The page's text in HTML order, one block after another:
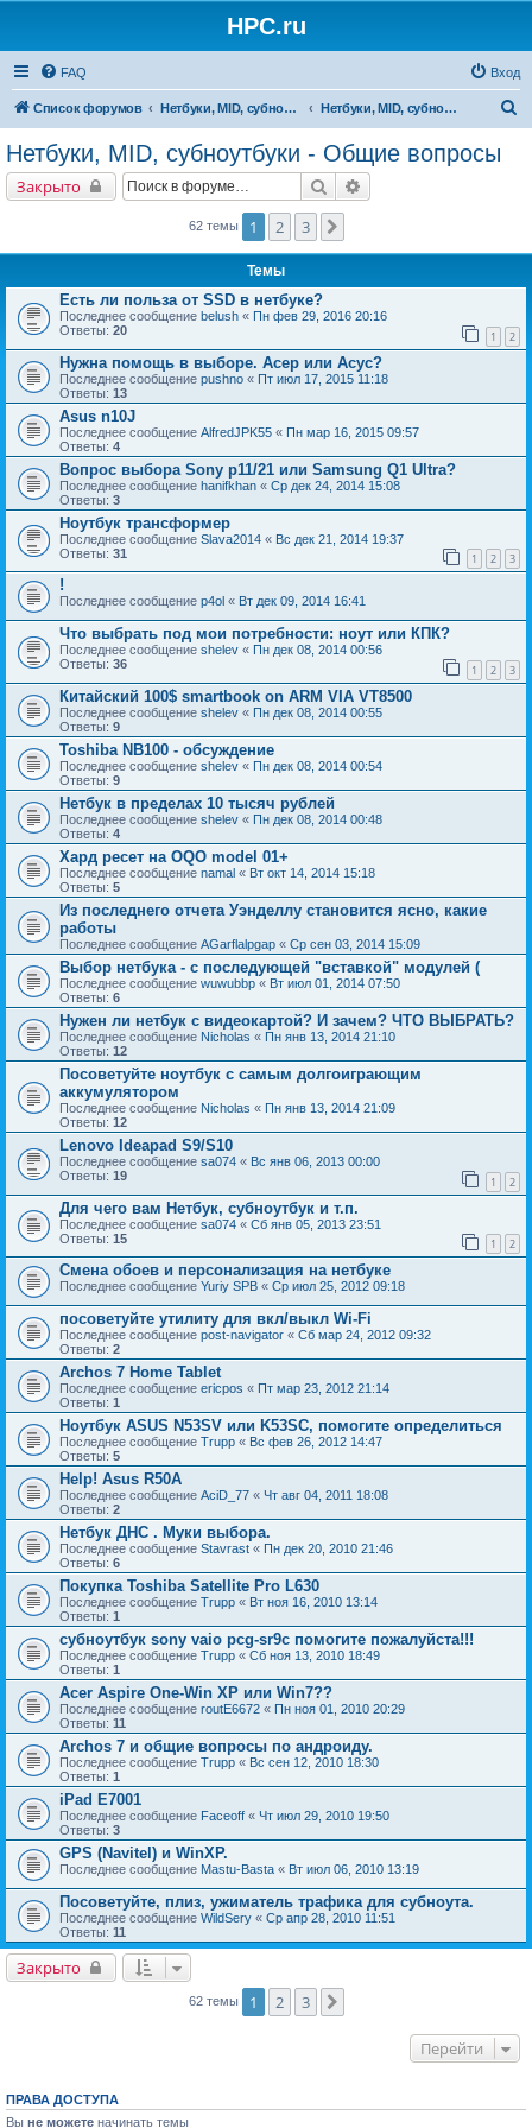
HPC.ru
FAQ Вход
Список форумов Нетбуки, MID, субноутбуки Нетбуки, MID, субноутбуки - Общие вопросы
Нетбуки, MID, субноутбуки - Общие вопросы
Закрыто Поиск
62 темы 1 2 3
Темы
Есть ли польза от SSD в нетбуке?
Последнее сообщение belush « Пн фев 29, 2016 20:16
Ответы: 20 1 2
Нужна помощь в выборе. Асер или Асус?
Последнее сообщение pushno « Пт июл 17, 2015 11:18
Ответы: 13
Asus n10J
Последнее сообщение AlfredJPK55 « Пн мар 16, 2015 09:57
Ответы: 4
Вопрос выбора Sony p11/21 или Samsung Q1 Ultra?
Последнее сообщение hanifkhan « Ср дек 24, 2014 15:08
Ответы: 3
Ноутбук трансформер
Последнее сообщение Slava2014 « Вс дек 21, 2014 19:37
Ответы: 31 1 2 3
!
Последнее сообщение p4ol « Вт дек 09, 2014 16:41
Что выбрать под мои потребности: ноут или КПК?
Последнее сообщение shelev « Пн дек 08, 2014 00:56
Ответы: 36 1 2 3
Китайский 100$ smartbook on ARM VIA VT8500
Последнее сообщение shelev « Пн дек 08, 2014 00:55
Ответы: 9
Toshiba NB100 - обсуждение
Последнее сообщение shelev « Пн дек 08, 2014 00:54
Ответы: 9
Нетбук в пределах 10 тысяч рублей
Последнее сообщение shelev « Пн дек 08, 2014 00:48
Ответы: 4
Хард ресет на OQO model 01+
Последнее сообщение namal « Вт окт 14, 2014 15:18
Ответы: 5
Из последнего отчета Уэнделлу становится ясно, какие
работы
Последнее сообщение AGarflalpgap « Ср сен 03, 2014 15:09
Выбор нетбука - с последующей "вставкой" модулей (
Последнее сообщение wuwubbp « Вт июл 01, 2014 07:50
Ответы: 6
Нужен ли нетбук с видеокартой? И зачем? ЧТО ВЫБРАТЬ?
Последнее сообщение Nicholas « Пн янв 13, 2014 21:10
Ответы: 12
Посоветуйте ноутбук с самым долгоиграющим
аккумулятором
Последнее сообщение Nicholas « Пн янв 13, 2014 21:09
Ответы: 12
Lenovo Ideapad S9/S10
Последнее сообщение sa074 « Вс янв 06, 2013 00:00
Ответы: 19 1 2
Для чего вам Нетбук, субноутбук и т.п.
Последнее сообщение sa074 « Сб янв 05, 2013 23:51
Ответы: 15 1 2
Смена обоев и персонализация на нетбуке
Последнее сообщение Yuriy SPB « Ср июл 25, 2012 09:18
посоветуйте утилиту для вкл/выкл Wi-Fi
Последнее сообщение post-navigator « Сб мар 24, 2012 09:32
Ответы: 2
Archos 7 Home Tablet
Последнее сообщение ericpos « Пт мар 23, 2012 21:14
Ответы: 1
Ноутбук ASUS N53SV или K53SC, помогите определиться
Последнее сообщение Trupp « Вс фев 26, 2012 14:47
Ответы: 5
Help! Asus R50A
Последнее сообщение AciD_77 « Чт авг 04, 2011 18:08
Ответы: 2
Нетбук ДНС . Муки выбора.
Последнее сообщение Stavrast « Пн дек 20, 2010 21:46
Ответы: 6
Покупка Toshiba Satellite Pro L630
Последнее сообщение Trupp « Вт ноя 16, 2010 13:14
Ответы: 1
субноутбук sony vaio pcg-sr9c помогите пожалуйста!!!
Последнее сообщение Trupp « Сб ноя 13, 2010 18:49
Ответы: 1
Acer Aspire One-Win XP или Win7??
Последнее сообщение routE6672 « Пн ноя 01, 2010 20:29
Ответы: 11
Archos 7 и общие вопросы по андроиду.
Последнее сообщение Trupp « Вс сен 12, 2010 18:30
Ответы: 1
iPad E7001
Последнее сообщение Faceoff « Чт июл 29, 2010 19:50
Ответы: 3
GPS (Navitel) и WinXP.
Последнее сообщение Mastu-Basta « Вт июл 06, 2010 13:19
Посоветуйте, плиз, ужиматель трафика для субноута.
Последнее сообщение WildSery « Ср апр 28, 2010 11:51
Ответы: 11
Закрыто
62 темы 1 2 3
Перейти
ПРАВА ДОСТУПА
Вы не можете начинать темы